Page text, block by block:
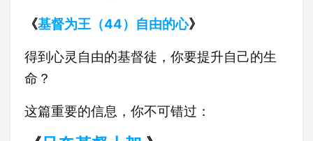
《基督为王（44）自由的心》
得到心灵自由的基督徒，你要提升自己的生
命？
这篇重要的信息，你不可错过：